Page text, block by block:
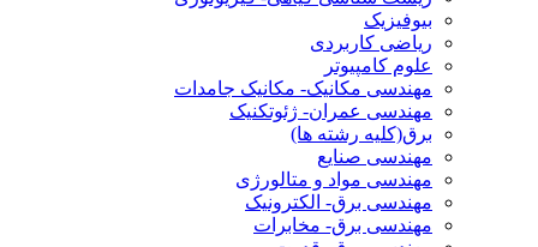
بیوفیزیک
ریاضی کاربردی
علوم کامپیوتر
مهندسی مکانیک- مکانیک جامدات
مهندسی عمران- ژئوتکنیک
برق(کلیه رشته ها)
مهندسی صنایع
مهندسی مواد و متالورژی
مهندسی برق- الکترونیک
مهندسی برق- مخابرات